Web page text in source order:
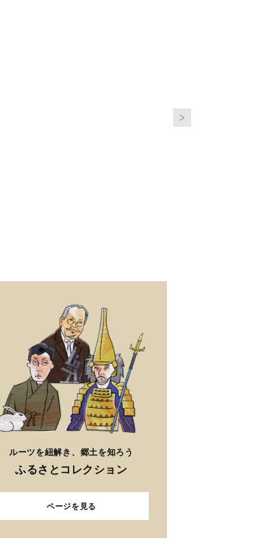
ルーツを紐解き、郷土を知ろう
ふるさとコレクション
ページを見る